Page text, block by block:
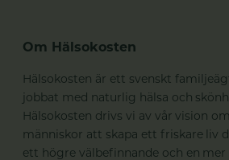
Om Hälsokosten
Hälsokosten är ett svenskt
jobbat med naturlig hälsa och
Hälsokosten drivs vi av vår vision
människor att skapa ett friskare liv
ett högre välbefinnande och en mer